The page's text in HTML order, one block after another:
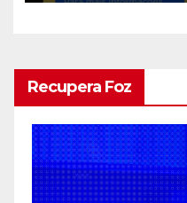
Recupera Foz